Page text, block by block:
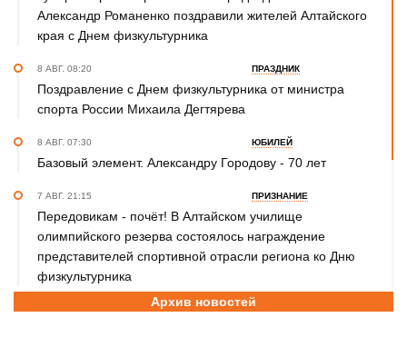
Александр Романенко поздравили жителей Алтайского
края с Днем физкультурника
8 АВГ. 08:20 ПРАЗДНИК
Поздравление с Днем физкультурника от министра
спорта России Михаила Дегтярева
8 АВГ. 07:30 ЮБИЛЕЙ
Базовый элемент. Александру Городову - 70 лет
7 АВГ. 21:15 ПРИЗНАНИЕ
Передовикам - почёт! В Алтайском училище
олимпийского резерва состоялось награждение
представителей спортивной отрасли региона ко Дню
физкультурника
СПОРТИВНЫЙ ФЕСТИВАЛЬ
Архив новостей